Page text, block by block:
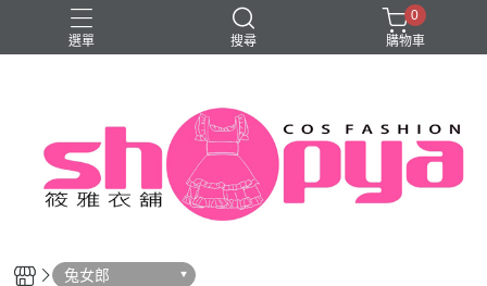
選單 搜尋
旗袍
0
購物車
兔女郎